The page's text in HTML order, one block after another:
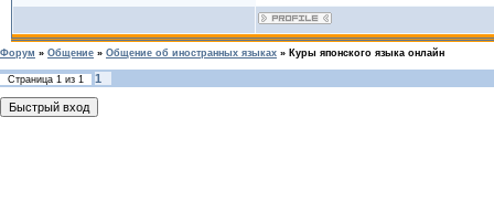
Форум » Общение » Общение об иностранных языках » Куры японского языка онлайн
Страница 1 из 1 1